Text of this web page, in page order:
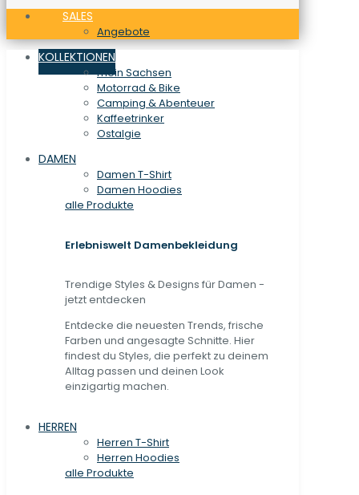
SALES
Angebote
KOLLEKTIONEN
mein Sachsen
Motorrad & Bike
Camping & Abenteuer
Kaffeetrinker
Ostalgie
DAMEN
Damen T-Shirt
Damen Hoodies
alle Produkte
Erlebniswelt Damenbekleidung
Trendige Styles & Designs für Damen -
jetzt entdecken
Entdecke die neuesten Trends, frische
Farben und angesagte Schnitte. Hier
findest du Styles, die perfekt zu deinem
Alltag passen und deinen Look
einzigartig machen.
HERREN
Herren T-Shirt
Herren Hoodies
alle Produkte